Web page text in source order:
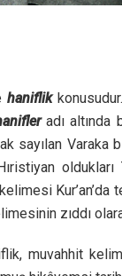
haniflik
adı altında
sayılan Varaka
oldukları
zıddı
muvahhit